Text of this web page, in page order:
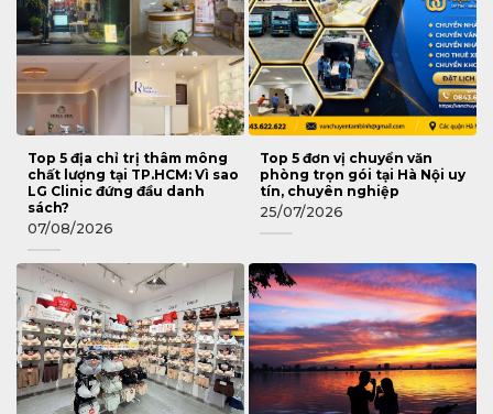
Top 5 địa chỉ trị thâm mông
chất lượng tại TP.HCM: Vì sao
LG Clinic đứng đầu danh
sách?
07/08/2026
Top 5 đơn vị chuyển văn
phòng trọn gói tại Hà Nội uy
tín, chuyên nghiệp
25/07/2026